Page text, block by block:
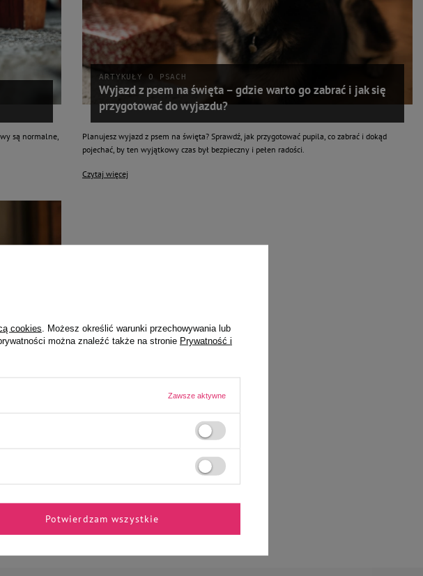
są normalne,
ARTYKUŁY O PSACH
Wyjazd z psem na święta – gdzie warto go zabrać i jak się
przygotować do wyjazdu?
Planujesz wyjazd z psem na święta? Sprawdź, jak przygotować pupila, co zabrać i dokąd
pojechać, by ten wyjątkowy czas był bezpieczny i pełen radości.
Czytaj więcej
nordyckiej i
cookies . Możesz określić warunki przechowywania lub
można znaleźć także na stronie Prywatność i
Zawsze aktywne
Potwierdzam wszystkie